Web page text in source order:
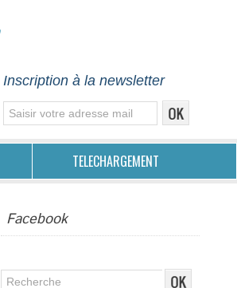
Inscription à la newsletter
TELECHARGEMENT
Facebook